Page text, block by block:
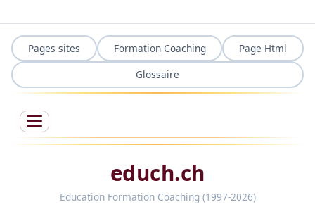
Pages sites Formation Coaching
Page Html
Glossaire
educh.ch
Education Formation Coaching (1997-2026)